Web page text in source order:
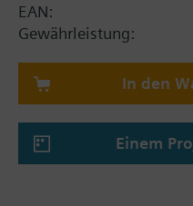
EAN:
Gewährleistung:
In den
Einem